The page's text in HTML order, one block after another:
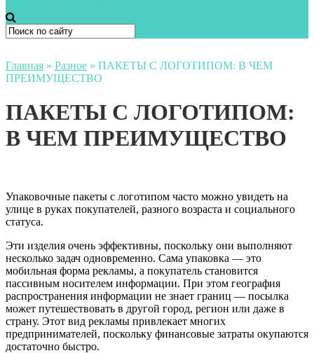
Главная » Разное » ПАКЕТЫ С ЛОГОТИПОМ: В ЧЕМ
ПРЕИМУЩЕСТВО
ПАКЕТЫ С ЛОГОТИПОМ:
В ЧЕМ ПРЕИМУЩЕСТВО
Упаковочные пакеты с логотипом часто можно увидеть на
улице в руках покупателей, разного возраста и социального
статуса.
Эти изделия очень эффективны, поскольку они выполняют
несколько задач одновременно. Сама упаковка — это
мобильная форма рекламы, а покупатель становится
пассивным носителем информации. При этом география
распространения информации не знает границ — посылка
может путешествовать в другой город, регион или даже в
страну. Этот вид рекламы привлекает многих
предпринимателей, поскольку финансовые затраты окупаются
достаточно быстро.